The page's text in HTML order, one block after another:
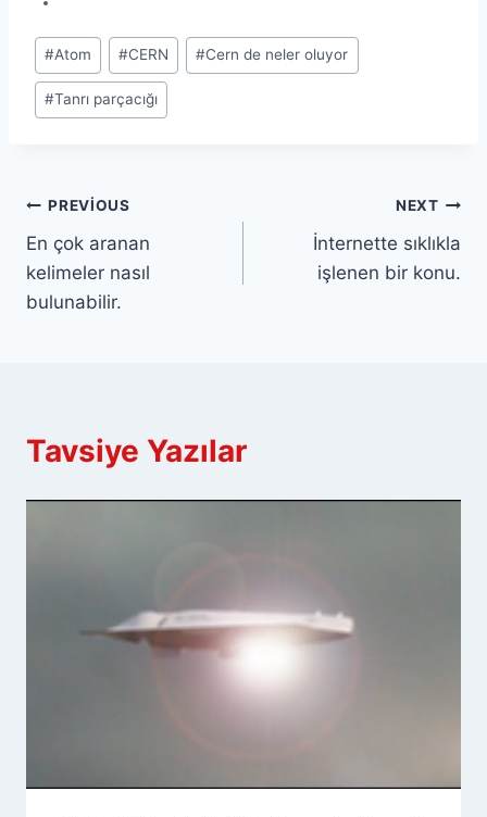
Post
Tags:
#Atom #CERN #Cern de neler oluyor
#Tanrı parçacığı
Yazı
gezinmesi
PREVIOUS
En çok aranan
kelimeler nasıl
bulunabilir.
NEXT
İnternette sıklıkla
işlenen bir konu.
Tavsiye Yazılar